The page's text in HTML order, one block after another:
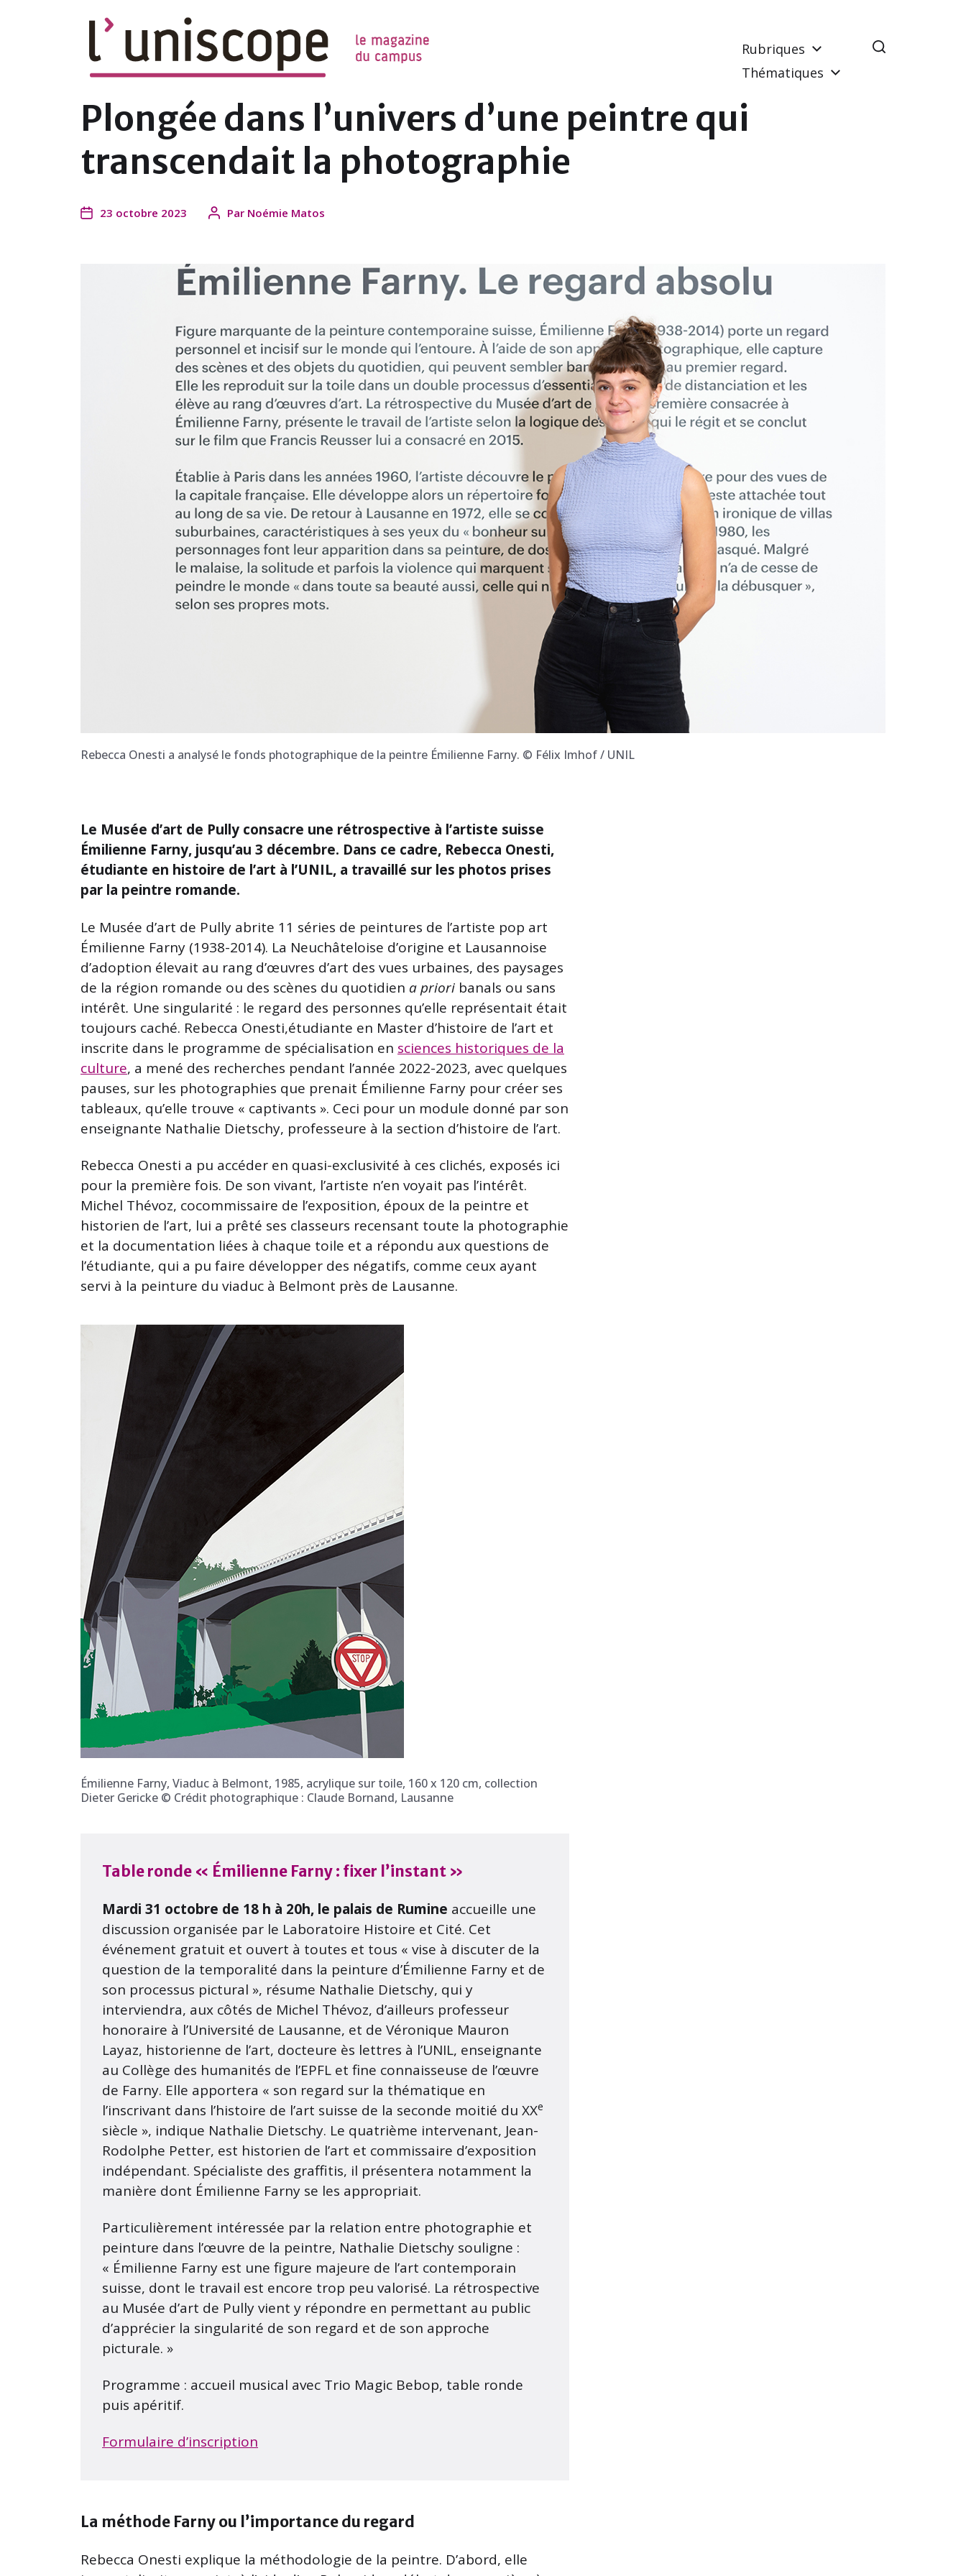
le magazine en ligne du campus de l'UNIL
Rubriques
Thématiques
Plongée dans l’univers d’une peintre qui
transcendait la photographie
23 octobre 2023 Par Noémie Matos
Rebecca Onesti a analysé le fonds photographique de la peintre Émilienne Farny. © Félix Imhof / UNIL
Le Musée d’art de Pully consacre une rétrospective à l’artiste suisse
Émilienne Farny, jusqu’au 3 décembre. Dans ce cadre, Rebecca Onesti,
étudiante en histoire de l’art à l’UNIL, a travaillé sur les photos prises
par la peintre romande.
Le Musée d’art de Pully abrite 11 séries de peintures de l’artiste pop art
Émilienne Farny (1938-2014). La Neuchâteloise d’origine et Lausannoise
d’adoption élevait au rang d’œuvres d’art des vues urbaines, des paysages
de la région romande ou des scènes du quotidien a priori banals ou sans
intérêt. Une singularité : le regard des personnes qu’elle représentait était
toujours caché. Rebecca Onesti,étudiante en Master d’histoire de l’art et
inscrite dans le programme de spécialisation en sciences historiques de la
culture, a mené des recherches pendant l’année 2022-2023, avec quelques
pauses, sur les photographies que prenait Émilienne Farny pour créer ses
tableaux, qu’elle trouve « captivants ». Ceci pour un module donné par son
enseignante Nathalie Dietschy, professeure à la section d’histoire de l’art.
Rebecca Onesti a pu accéder en quasi-exclusivité à ces clichés, exposés ici
pour la première fois. De son vivant, l’artiste n’en voyait pas l’intérêt.
Michel Thévoz, cocommissaire de l’exposition, époux de la peintre et
historien de l’art, lui a prêté ses classeurs recensant toute la photographie
et la documentation liées à chaque toile et a répondu aux questions de
l’étudiante, qui a pu faire développer des négatifs, comme ceux ayant
servi à la peinture du viaduc à Belmont près de Lausanne.
Émilienne Farny, Viaduc à Belmont, 1985, acrylique sur toile, 160 x 120 cm, collection
Dieter Gericke © Crédit photographique : Claude Bornand, Lausanne
Table ronde « Émilienne Farny : fixer l’instant »
Mardi 31 octobre de 18 h à 20h, le palais de Rumine accueille une
discussion organisée par le Laboratoire Histoire et Cité. Cet
événement gratuit et ouvert à toutes et tous « vise à discuter de la
question de la temporalité dans la peinture d’Émilienne Farny et de
son processus pictural », résume Nathalie Dietschy, qui y
interviendra, aux côtés de Michel Thévoz, d’ailleurs professeur
honoraire à l’Université de Lausanne, et de Véronique Mauron
Layaz, historienne de l’art, docteure ès lettres à l’UNIL, enseignante
au Collège des humanités de l’EPFL et fine connaisseuse de l’œuvre
de Farny. Elle apportera « son regard sur la thématique en
l’inscrivant dans l’histoire de l’art suisse de la seconde moitié du XXe
siècle », indique Nathalie Dietschy. Le quatrième intervenant, Jean-
Rodolphe Petter, est historien de l’art et commissaire d’exposition
indépendant. Spécialiste des graffitis, il présentera notamment la
manière dont Émilienne Farny se les appropriait.
Particulièrement intéressée par la relation entre photographie et
peinture dans l’œuvre de la peintre, Nathalie Dietschy souligne :
« Émilienne Farny est une figure majeure de l’art contemporain
suisse, dont le travail est encore trop peu valorisé. La rétrospective
au Musée d’art de Pully vient y répondre en permettant au public
d’apprécier la singularité de son regard et de son approche
picturale. »
Programme : accueil musical avec Trio Magic Bebop, table ronde
puis apéritif.
Formulaire d’inscription
La méthode Farny ou l’importance du regard
Rebecca Onesti explique la méthodologie de la peintre. D’abord, elle